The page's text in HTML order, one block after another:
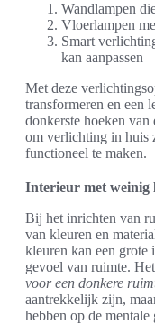
Wandlampen
Vloerlampen
Smart
kan aanpassen
Met deze
transformeren en een
donkerste hoeken
om verlichting in huis
functioneel te maken.
Interieur met weinig
Bij het inrichten van
van kleuren en
kleuren kan een grote
gevoel van ruimte.
voor een donkere
aantrekkelijk zijn,
hebben op de mentale